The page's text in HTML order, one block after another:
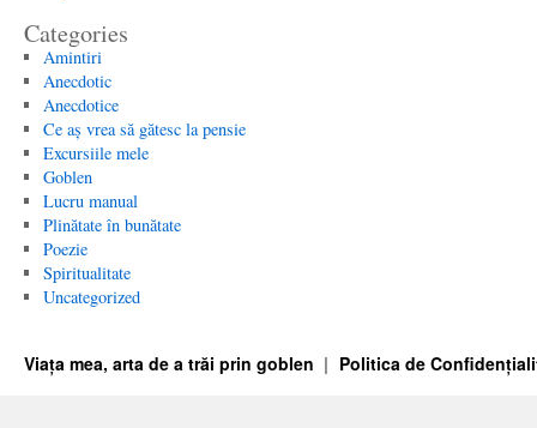
Categories
Amintiri
Anecdotic
Anecdotice
Ce aș vrea să gătesc la pensie
Excursiile mele
Goblen
Lucru manual
Plinătate în bunătate
Poezie
Spiritualitate
Uncategorized
Viața mea, arta de a trăi prin goblen Politica de